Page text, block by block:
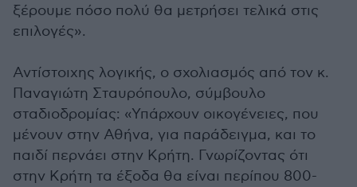
ξέρουμε πόσο πολύ θα μετρήσει τελικά στις
επιλογές».
Αντίστοιχης λογικής, ο σχολιασμός από τον κ.
Παναγιώτη Σταυρόπουλο, σύμβουλο
σταδιοδρομίας: «Υπάρχουν οικογένειες, που
μένουν στην Αθήνα, για παράδειγμα, και το
παιδί περνάει στην Κρήτη. Γνωρίζοντας ότι
στην Κρήτη τα έξοδα θα είναι περίπου 800-